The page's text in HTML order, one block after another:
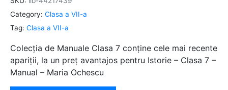
Category: Clasa a VII-a
Tag: Clasa a VII-a
Colecția de Manuale Clasa 7 conține cele mai recente
apariții, la un preț avantajos pentru Istorie – Clasa 7 –
Manual – Maria Ochescu